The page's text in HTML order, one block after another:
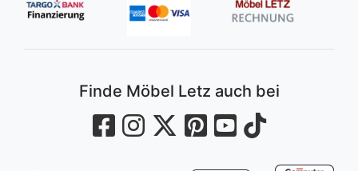
Finde Möbel Letz auch bei